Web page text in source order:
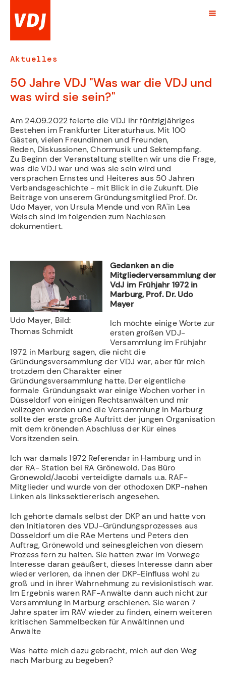
Aktuelles
50 Jahre VDJ "Was war die VDJ und
was wird sie sein?"
Am 24.09.2022 feierte die VDJ ihr fünfzigjähriges
Bestehen im Frankfurter Literaturhaus. Mit 100
Gästen, vielen Freundinnen und Freunden,
Reden, Diskussionen, Chormusik und Sektempfang.
Zu Beginn der Veranstaltung stellten wir uns die Frage,
was die VDJ war und was sie sein wird und
versprachen Ernstes und Heiteres aus 50 Jahren
Verbandsgeschichte - mit Blick in die Zukunft. Die
Beiträge von unserem Gründungsmitglied Prof. Dr.
Udo Mayer, von Ursula Mende und von RA'in Lea
Welsch sind im folgenden zum Nachlesen
dokumentiert.
Udo Mayer, Bild:
Thomas Schmidt
Gedanken an die
Mitgliederversammlung der
VdJ im Frühjahr 1972 in
Marburg, Prof. Dr. Udo
Mayer
Ich möchte einige Worte zur
ersten großen VDJ-
Versammlung im Frühjahr
1972 in Marburg sagen, die nicht die
Gründungsversammlung der VDJ war, aber für mich
trotzdem den Charakter einer
Gründungsversammlung hatte. Der eigentliche
formale Gründungsakt war einige Wochen vorher in
Düsseldorf von einigen Rechtsanwälten und mir
vollzogen worden und die Versammlung in Marburg
sollte der erste große Auftritt der jungen Organisation
mit dem krönenden Abschluss der Kür eines
Vorsitzenden sein.
Ich war damals 1972 Referendar in Hamburg und in
der RA- Station bei RA Grönewold. Das Büro
Grönewold/Jacobi verteidigte damals u.a. RAF-
Mitglieder und wurde von der othodoxen DKP-nahen
Linken als linkssektiererisch angesehen.
Ich gehörte damals selbst der DKP an und hatte von
den Initiatoren des VDJ-Gründungsprozesses aus
Düsseldorf um die RAe Mertens und Peters den
Auftrag, Grönewold und seinesgleichen von diesem
Prozess fern zu halten. Sie hatten zwar im Vorwege
Interesse daran geäußert, dieses Interesse dann aber
wieder verloren, da ihnen der DKP-Einfluss wohl zu
groß und in ihrer Wahrnehmung zu revisionistisch war.
Im Ergebnis waren RAF-Anwälte dann auch nicht zur
Versammlung in Marburg erschienen. Sie waren 7
Jahre später im RAV wieder zu finden, einem weiteren
kritischen Sammelbecken für Anwältinnen und
Anwälte
Was hatte mich dazu gebracht, mich auf den Weg
nach Marburg zu begeben?